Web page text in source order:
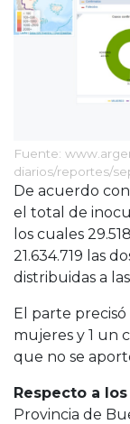
Fuente:
diarios/reportes/
De acuerdo
el total de
los cuales
21.634.719 las
distribuidas a
El parte
mujeres y 1 un
que no se
Respecto a
Provincia de